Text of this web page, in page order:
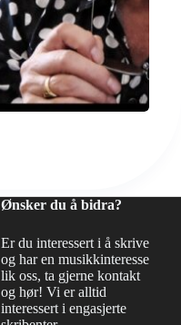
Ønsker du å bidra?
Er du interessert i å skrive
og har en musikkinteresse
lik oss, ta gjerne kontakt
og hør! Vi er alltid
interessert i engasjerte